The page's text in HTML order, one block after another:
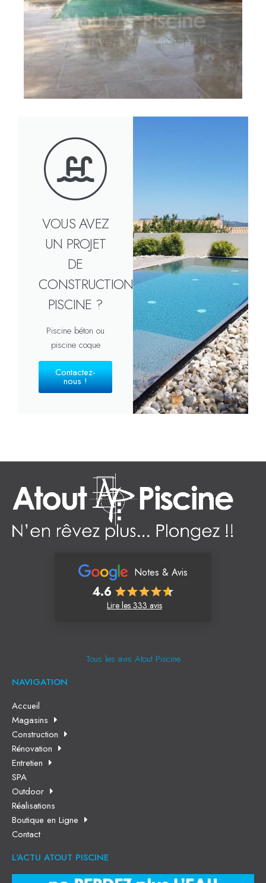
VOUS AVEZ
UN PROJET
DE
CONSTRUCTION
PISCINE ?
Piscine béton ou
piscine coque
Contactez-
nous !
Notes & Avis
4.6
Lire les 333 avis
Tous les avis Atout Piscine
NAVIGATION
Accueil
Magasins
Construction
Rénovation
Entretien
SPA
Outdoor
Réalisations
Boutique en Ligne
Contact
L'ACTU ATOUT PISCINE